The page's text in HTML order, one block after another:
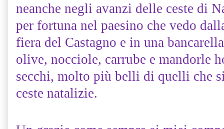
neanche negli avanzi delle ceste di
per fortuna nel paesino che vedo
fiera del Castagno e in una
olive, nocciole, carrube e mandorle
secchi, molto più belli di quelli che
ceste natalizie.